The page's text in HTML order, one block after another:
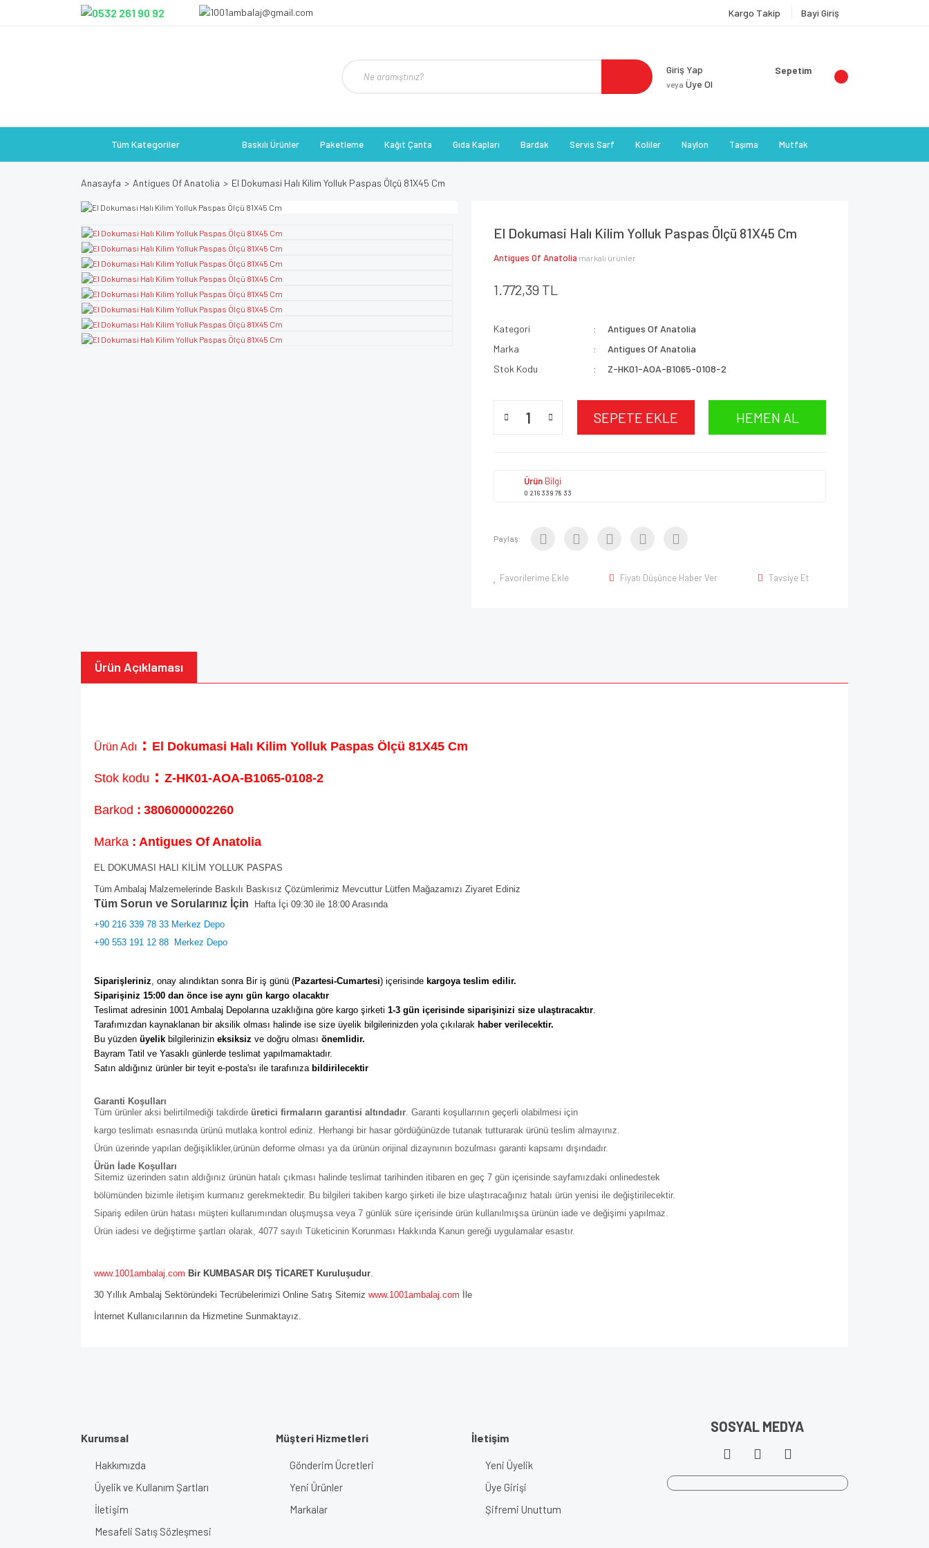
Kargo Takip Bayi Giriş
Giriş Yap
veya Üye Ol
Sepetim
Tüm Kategoriler Baskılı Ürünler Paketleme Kağıt Çanta Gıda Kapları Bardak Servis Sarf Koliler Naylon Taşıma Mutfak
Anasayfa Antigues Of Anatolia El Dokumasi Halı Kilim Yolluk Paspas Ölçü 81X45 Cm
El Dokumasi Halı Kilim Yolluk Paspas Ölçü 81X45 Cm
Antigues Of Anatolia markalı ürünler
1.772,39 TL
Kategori
Antigues Of Anatolia
Marka
Antigues Of Anatolia
Stok Kodu
Z-HK01-AOA-B1065-0108-2
SEPETE EKLE HEMEN AL
Ürün Bilgi
0 216 339 78 33
Paylaş:
Favorilerime Ekle Fiyatı Düşünce Haber Ver Tavsiye Et
Ürün Açıklaması
Ürün Adı : El Dokumasi Halı Kilim Yolluk Paspas Ölçü 81X45 Cm
Stok kodu : Z-HK01-AOA-B1065-0108-2
Barkod : 3806000002260
Marka : Antigues Of Anatolia
EL DOKUMASI HALI KİLİM YOLLUK PASPAS
Tüm Ambalaj Malzemelerinde Baskılı Baskısız Çözümlerimiz Mevcuttur Lütfen Mağazamızı Ziyaret Ediniz
Tüm Sorun ve Sorularınız İçin Hafta İçi 09:30 ile 18:00 Arasında
+90 216 339 78 33 Merkez Depo
+90 553 191 12 88 Merkez Depo
Siparişleriniz, onay alındıktan sonra Bir iş günü (Pazartesi-Cumartesi) içerisinde kargoya teslim edilir.
Siparişiniz 15:00 dan önce ise aynı gün kargo olacaktır
Teslimat adresinin 1001 Ambalaj Depolarına uzaklığına göre kargo şirketi 1-3 gün içerisinde siparişinizi size ulaştıracaktır.
Tarafımızdan kaynaklanan bir aksilik olması halinde ise size üyelik bilgilerinizden yola çıkılarak haber verilecektir.
Bu yüzden üyelik bilgilerinizin eksiksiz ve doğru olması önemlidir.
Bayram Tatil ve Yasaklı günlerde teslimat yapılmamaktadır.
Satın aldığınız ürünler bir teyit e-posta'sı ile tarafınıza bildirilecektir
Garanti Koşulları
Tüm ürünler aksi belirtilmediği takdirde üretici firmaların garantisi altındadır. Garanti koşullarının geçerli olabilmesi için
kargo teslimatı esnasında ürünü mutlaka kontrol ediniz. Herhangi bir hasar gördüğünüzde tutanak tutturarak ürünü teslim almayınız.
Ürün üzerinde yapılan değişiklikler,ürünün deforme olması ya da ürünün orijinal dizaynının bozulması garanti kapsamı dışındadır.
Ürün İade Koşulları
Sitemiz üzerinden satın aldığınız ürünün hatalı çıkması halinde teslimat tarihinden itibaren en geç 7 gün içerisinde sayfamızdaki onlinedestek
bölümünden bizimle iletişim kurmanız gerekmektedir. Bu bilgileri takiben kargo şirketi ile bize ulaştıracağınız hatalı ürün yenisi ile değiştirilecektir.
Sipariş edilen ürün hatası müşteri kullanımından oluşmuşsa veya 7 günlük süre içerisinde ürün kullanılmışsa ürünün iade ve değişimi yapılmaz.
Ürün iadesi ve değiştirme şartları olarak, 4077 sayılı Tüketicinin Korunması Hakkında Kanun gereği uygulamalar esastır.
www.1001ambalaj.com Bir KUMBASAR DIŞ TİCARET Kuruluşudur.
30 Yıllık Ambalaj Sektöründeki Tecrübelerimizi Online Satış Sitemiz www.1001ambalaj.com İle
İnternet Kullanıcılarının da Hizmetine Sunmaktayız.
Kurumsal
Hakkımızda
Üyelik ve Kullanım Şartları
İletişim
Mesafeli Satış Sözleşmesi
Müşteri Hizmetleri
Gönderim Ücretleri
Yeni Ürünler
Markalar
İletişim
Yeni Üyelik
Üye Girişi
Şifremi Unuttum
SOSYAL MEDYA